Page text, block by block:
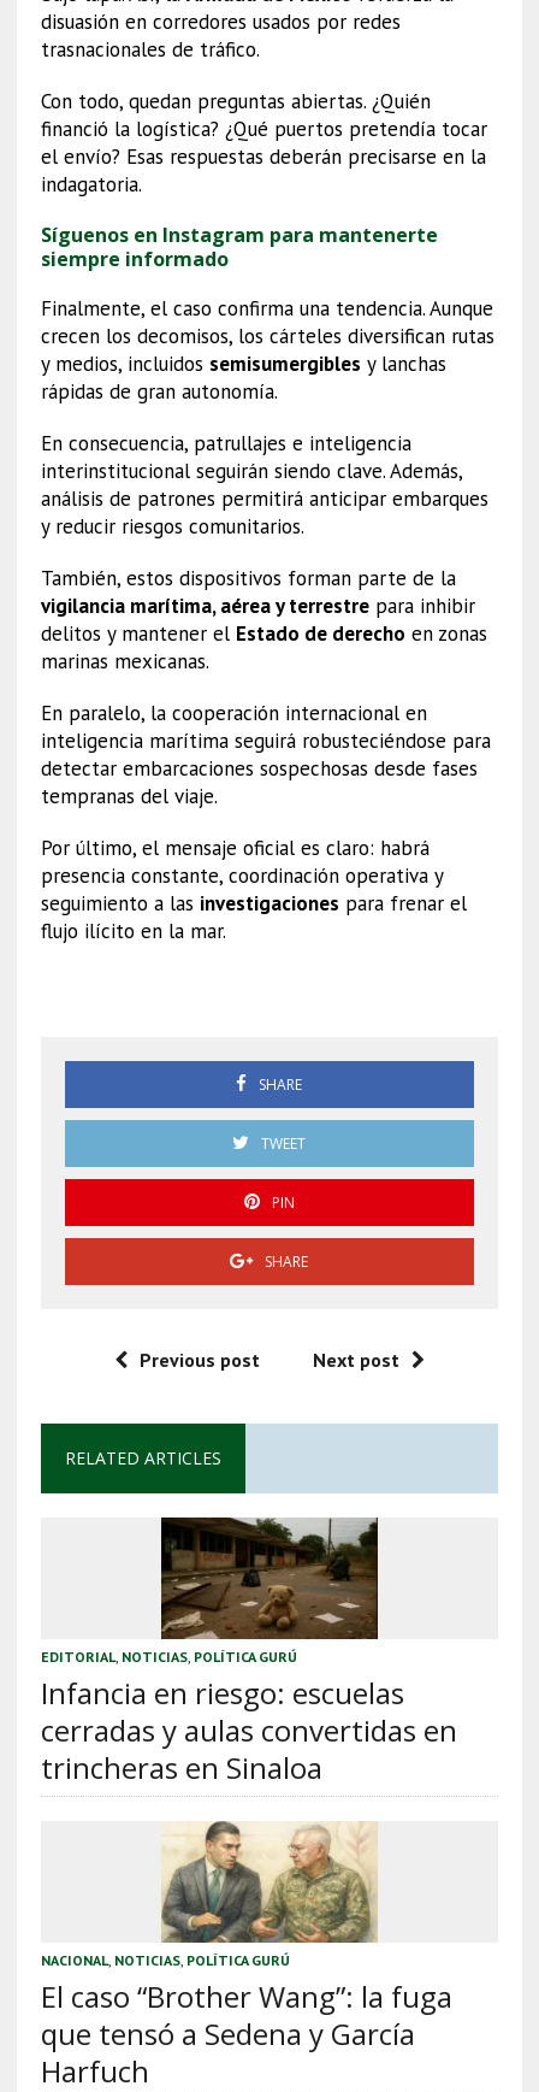
disuasión en corredores usados por redes
trasnacionales de tráfico.
Con todo, quedan preguntas abiertas. ¿Quién
financió la logística? ¿Qué puertos pretendía tocar
el envío? Esas respuestas deberán precisarse en la
indagatoria.
Síguenos en Instagram para mantenerte
siempre informado
Finalmente, el caso confirma una tendencia. Aunque
crecen los decomisos, los cárteles diversifican rutas
y medios, incluidos semisumergibles y lanchas
rápidas de gran autonomía.
En consecuencia, patrullajes e inteligencia
interinstitucional seguirán siendo clave. Además,
análisis de patrones permitirá anticipar embarques
y reducir riesgos comunitarios.
También, estos dispositivos forman parte de la
vigilancia marítima, aérea y terrestrepara inhibir
delitos y mantener el Estado de derecho en zonas
marinas mexicanas.
En paralelo, la cooperación internacional en
inteligencia marítima seguirá robusteciéndose para
detectar embarcaciones sospechosas desde fases
tempranas del viaje.
Por último, el mensaje oficial es claro: habrá
presencia constante, coordinación operativa y
seguimiento a las investigaciones para frenar el
flujo ilícito en la mar.
SHARE
TWEET
PIN
SHARE
Previous post Next post
RELATED ARTICLES
EDITORIAL, NOTICIAS, POLÍTICA GURÚ
Infancia en riesgo: escuelas
cerradas y aulas convertidas en
trincheras en Sinaloa
NACIONAL, NOTICIAS, POLÍTICA GURÚ
El caso “Brother Wang”: la fuga
que tensó a Sedena y García
Harfuch